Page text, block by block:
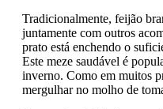
Tradicionalmente, feijão
juntamente com outros
prato está enchendo o
Este meze saudável é
inverno. Como em muitos
mergulhar no molho de